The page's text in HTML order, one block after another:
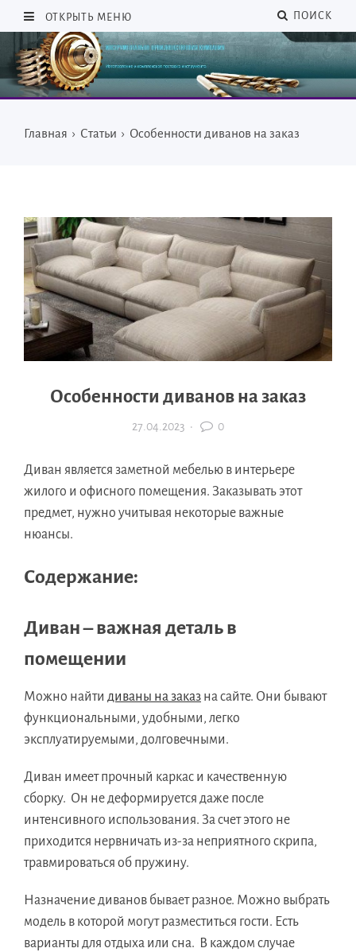
ОТКРЫТЬ МЕНЮ ПОИСК
Главная › Статьи › Особенности диванов на заказ
Особенности диванов на заказ
27.04.2023 · 0
Диван является заметной мебелью в интерьере
жилого и офисного помещения. Заказывать этот
предмет, нужно учитывая некоторые важные
нюансы.
Содержание:
Диван – важная деталь в
помещении
Можно найти диваны на заказ на сайте. Они бывают
функциональными, удобными, легко
эксплуатируемыми, долговечными.
Диван имеет прочный каркас и качественную
сборку. Он не деформируется даже после
интенсивного использования. За счет этого не
приходится нервничать из-за неприятного скрипа,
травмироваться об пружину.
Назначение диванов бывает разное. Можно выбрать
модель в которой могут разместиться гости. Есть
варианты для отдыха или сна. В каждом случае